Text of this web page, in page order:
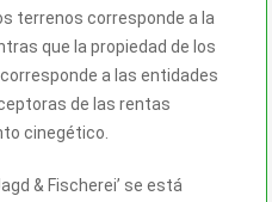
terrenos corresponde a la
que la propiedad de los
a las entidades
de las rentas
cinegético.
& Fischerei’ se está